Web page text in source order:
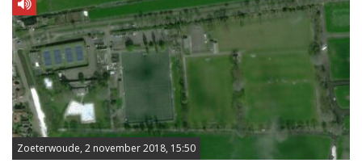
Zoeterwoude, 2 november 2018, 15:50